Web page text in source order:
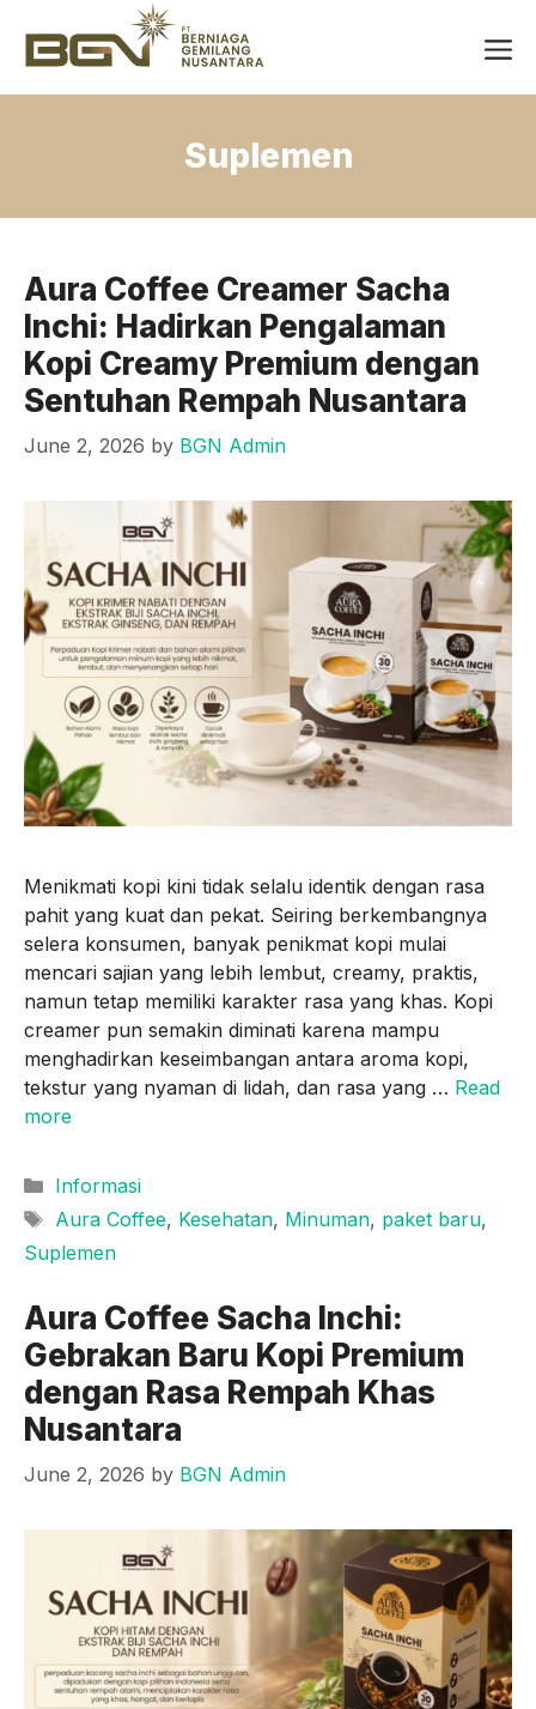
content
Suplemen
Aura Coffee Creamer Sacha
Inchi: Hadirkan Pengalaman
Kopi Creamy Premium dengan
Sentuhan Rempah Nusantara
June 2, 2026 by BGN Admin
Menikmati kopi kini tidak selalu identik dengan rasa
pahit yang kuat dan pekat. Seiring berkembangnya
selera konsumen, banyak penikmat kopi mulai
mencari sajian yang lebih lembut, creamy, praktis,
namun tetap memiliki karakter rasa yang khas. Kopi
creamer pun semakin diminati karena mampu
menghadirkan keseimbangan antara aroma kopi,
tekstur yang nyaman di lidah, dan rasa yang … Read
more
Categories
Informasi
Tags
Aura Coffee, Kesehatan, Minuman, paket baru,
Suplemen
Aura Coffee Sacha Inchi:
Gebrakan Baru Kopi Premium
dengan Rasa Rempah Khas
Nusantara
June 2, 2026 by BGN Admin